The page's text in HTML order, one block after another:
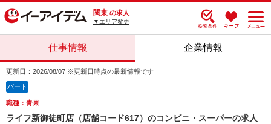
関東 の求人
▼エリア変更
仕事情報 企業情報
更新日：2026/08/07 ※更新日時点の最新情報です
パート
職種：青果
ライフ新御徒町店（店舗コード617）のコンビニ・スーパーの求人